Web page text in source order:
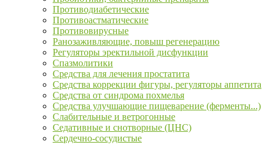
Противодиабетические
Противоастматические
Противовирусные
Ранозаживляющие, повыш регенерацию
Регуляторы эректильной дисфункции
Спазмолитики
Средства для лечения простатита
Средства коррекции фигуры, регуляторы аппетита
Средства от синдрома похмелья
Средства улучшающие пищеварение (ферменты...)
Слабительные и ветрогонные
Седативные и снотворные (ЦНС)
Сердечно-сосудистые